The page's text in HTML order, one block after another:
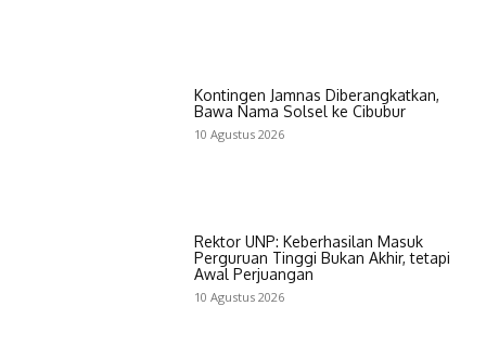
Kontingen Jamnas Diberangkatkan,
Bawa Nama Solsel ke Cibubur
10 Agustus 2026
Rektor UNP: Keberhasilan Masuk
Perguruan Tinggi Bukan Akhir, tetapi
Awal Perjuangan
10 Agustus 2026